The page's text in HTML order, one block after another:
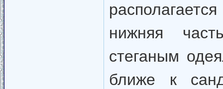
нижняя
стеганым
ближе к